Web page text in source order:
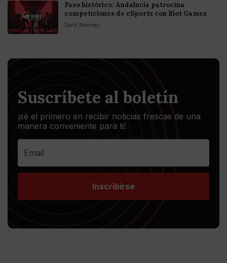
Paso histórico: Andalucía patrocina
competiciones de eSports con Riot Games
Santi Ramirez
Suscríbete al boletín
¡sé el primero en recibir noticias frescas de una
manera conveniente para ti!
Inscribirse